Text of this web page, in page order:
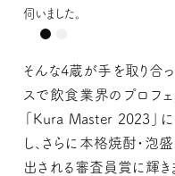
伺いました。
伺いました。
そんな4蔵が手を取り合
スで飲食業界のプロフ
「Kura Master 2023」
し、さらに本格焼酎・泡
出される審査員賞に輝き